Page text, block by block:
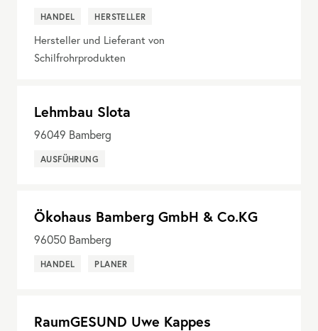
HANDEL HERSTELLER
Hersteller und Lieferant von
Schilfrohrprodukten
Lehmbau Slota
96049 Bamberg
AUSFÜHRUNG
Ökohaus Bamberg GmbH & Co.KG
96050 Bamberg
HANDEL PLANER
RaumGESUND Uwe Kappes